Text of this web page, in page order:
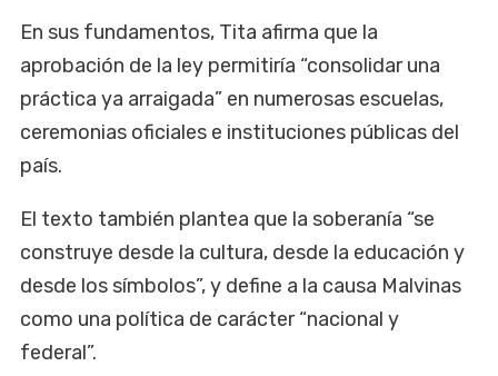
En sus fundamentos, Tita afirma que la
aprobación de la ley permitiría “consolidar una
práctica ya arraigada” en numerosas escuelas,
ceremonias oficiales e instituciones públicas del
país.
El texto también plantea que la soberanía “se
construye desde la cultura, desde la educación y
desde los símbolos”, y define a la causa Malvinas
como una política de carácter “nacional y
federal”.